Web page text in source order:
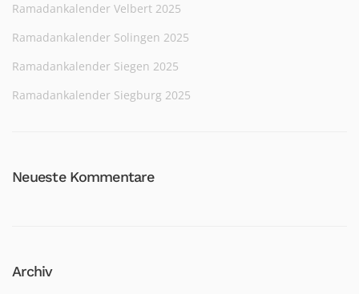
Ramadankalender Velbert 2025
Ramadankalender Solingen 2025
Ramadankalender Siegen 2025
Ramadankalender Siegburg 2025
Neueste Kommentare
Archiv